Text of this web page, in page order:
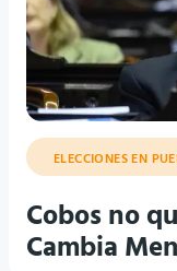
ELECCIONES EN
Cobos no
Cambia